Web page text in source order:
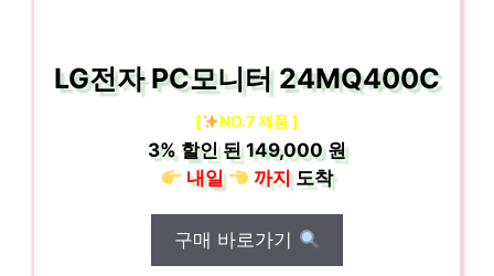
LG전자 PC모니터 24MQ400C
[ NO.7 제품 ]
3%할인 된149,000 원
내일
까지도착
구매 바로가기